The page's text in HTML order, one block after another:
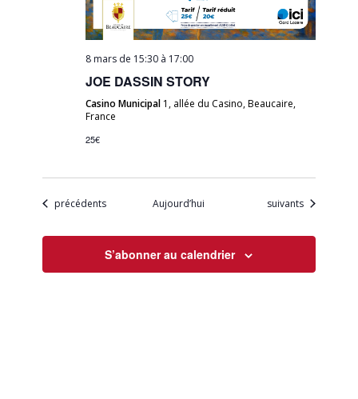
8 mars de 15:30 à 17:00
JOE DASSIN STORY
Casino Municipal 1, allée du Casino, Beaucaire,
France
25€
Évènements
précédents Aujourd’hui Évènements
suivants
S’abonner au calendrier